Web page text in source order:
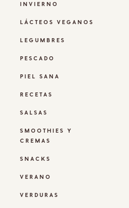
INVIERNO
LÁCTEOS VEGANOS
LEGUMBRES
PESCADO
PIEL SANA
RECETAS
SALSAS
SMOOTHIES Y
CREMAS
SNACKS
VERANO
VERDURAS